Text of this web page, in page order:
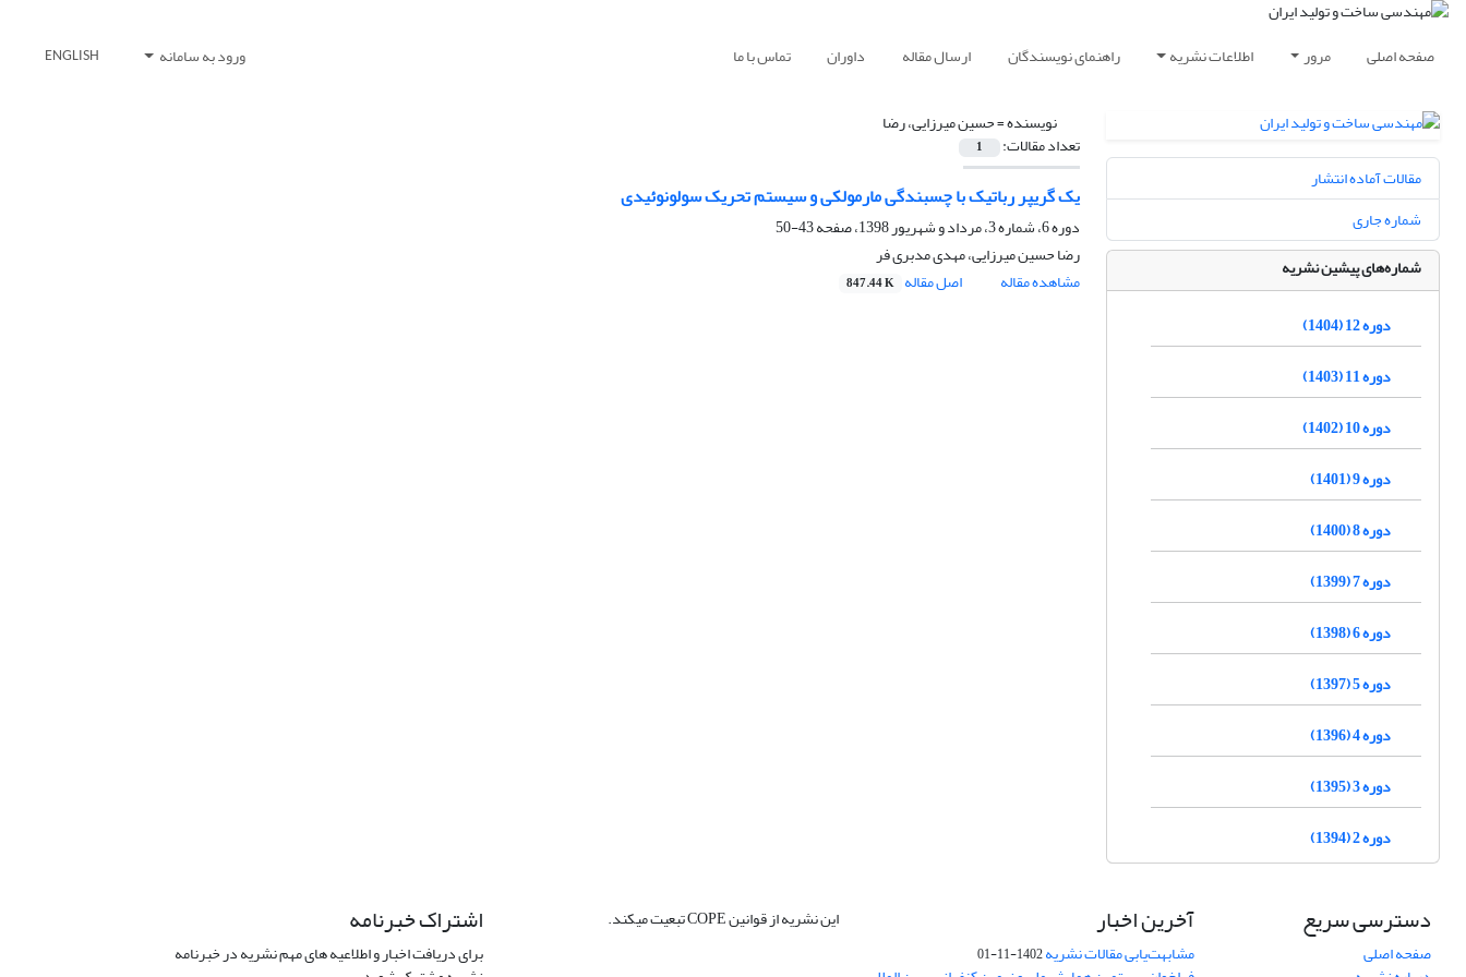
صفحه اصلی مرور اطلاعات نشریه راهنمای نویسندگان ارسال مقاله داوران تماس با ما ورود به سامانه ENGLISH
نویسنده =حسین میرزایی، رضا
تعداد مقالات: 1
یک گریپر رباتیک با چسبندگی مارمولکی و سیستم تحریک سولونوئیدی
دوره 6، شماره 3، مرداد و شهریور 1398، صفحه
43-50
رضا حسین میرزایی، مهدی مدبری فر
مشاهده مقاله
اصل مقاله 847.44 K
مقالات آماده انتشار
شماره جاری
شماره‌های پیشین نشریه
دوره 12 (1404)
دوره 11 (1403)
دوره 10 (1402)
دوره 9 (1401)
دوره 8 (1400)
دوره 7 (1399)
دوره 6 (1398)
دوره 5 (1397)
دوره 4 (1396)
دوره 3 (1395)
دوره 2 (1394)
دسترسی سریع
صفحه اصلی
آخرین اخبار
مشابهت‌یابی مقالات نشریه1402-11-01
این نشریه از قوانین COPE تبعیت میکند. اشتراک خبرنامه
برای دریافت اخبار و اطلاعیه های مهم نشریه در خبرنامه